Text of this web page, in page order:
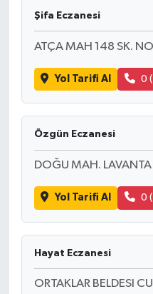
Şifa Eczanesi
ATÇA MAH 148 SK.
Yol Tarifi Al 0
Özgün Eczanesi
DOĞU MAH.
Yol Tarifi Al 0
Hayat Eczanesi
ORTAKLAR BELDESI